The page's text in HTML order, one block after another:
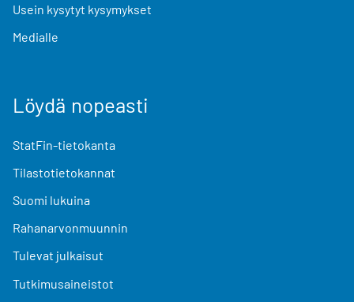
Usein kysytyt kysymykset
Medialle
Löydä nopeasti
StatFin-tietokanta
Tilastotietokannat
Suomi lukuina
Rahanarvonmuunnin
Tulevat julkaisut
Tutkimusaineistot